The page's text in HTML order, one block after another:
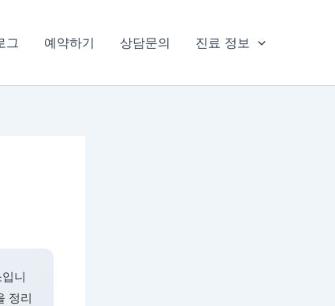
그 예약하기 상담문의 진료 정보
니
정리